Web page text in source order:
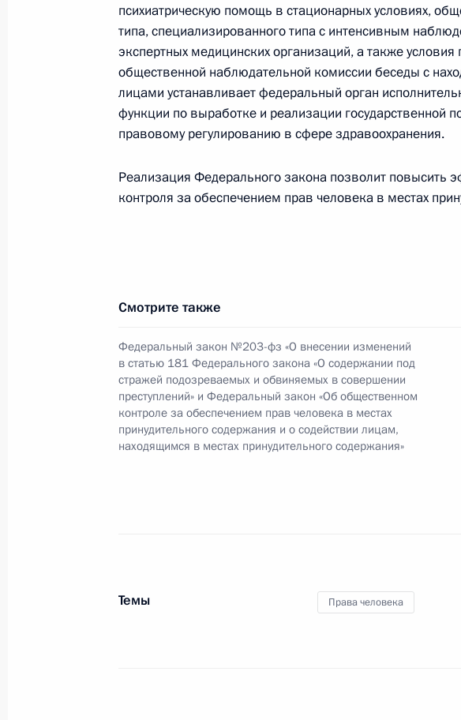
В Уголовный кодекс внесены изменения,
эффективности противодействия незаконному
30 июля 2018 года, 10:15
Внесены изменения в статью 169 Жилищного
Подписан закон о ратификации Протокола о
о Правилах определения страны происхождения
30 июля 2018 года, 10:00
В Семейный кодекс внесены изменения,
кодекса Российской Федерации
психиатрическую помощь в стационарных условиях,
типа, специализированного типа с интенсивным
экспертных медицинских организаций, а также
общественной наблюдательной комиссии беседы с
лицами устанавливает федеральный орган
функции по выработке и реализации государственной
правовому регулированию в сфере здравоохранения.
Реализация Федерального закона позволит повысить
контроля за обеспечением прав человека в местах
Смотрите также
Федеральный закон №203-фз «О внесении изменений
в статью 181 Федерального закона «О содержании под
стражей подозреваемых и обвиняемых в совершении
преступлений» и Федеральный закон «Об общественном
контроле за обеспечением прав человека в местах
принудительного содержания и о содействии лицам,
находящимся в местах принудительного содержания»
Темы Права человека